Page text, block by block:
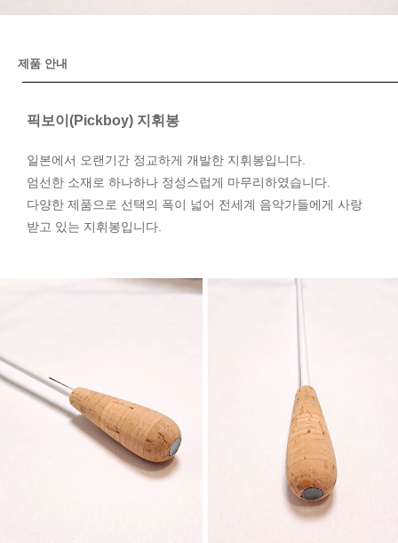
제품 안내
픽보이(Pickboy) 지휘봉
일본에서 오랜기간 정교하게 개발한 지휘봉입니다.
엄선한 소재로 하나하나 정성스럽게 마무리하였습니다.
다양한 제품으로 선택의 폭이 넓어 전세계 음악가들에게 사랑
받고 있는 지휘봉입니다.